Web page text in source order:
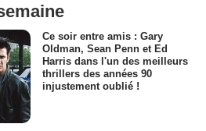
Ce soir entre amis : Gary
Oldman, Sean Penn et Ed
Harris dans l'un des meilleurs
thrillers des années 90
injustement oublié !